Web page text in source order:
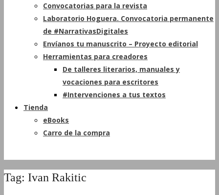
Convocatorias para la revista
Laboratorio Hoguera. Convocatoria permanente
de #NarrativasDigitales
Envíanos tu manuscrito – Proyecto editorial
Herramientas para creadores
De talleres literarios, manuales y
vocaciones para escritores
#Intervenciones a tus textos
Tienda
eBooks
Carro de la compra
Tag: Ivan Rakitic